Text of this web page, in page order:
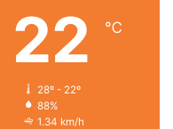
22 ℃
28º - 22º
88%
1.34 km/h